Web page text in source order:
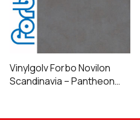
Vinylgolv Forbo Novilon
Scandinavia – Pantheon